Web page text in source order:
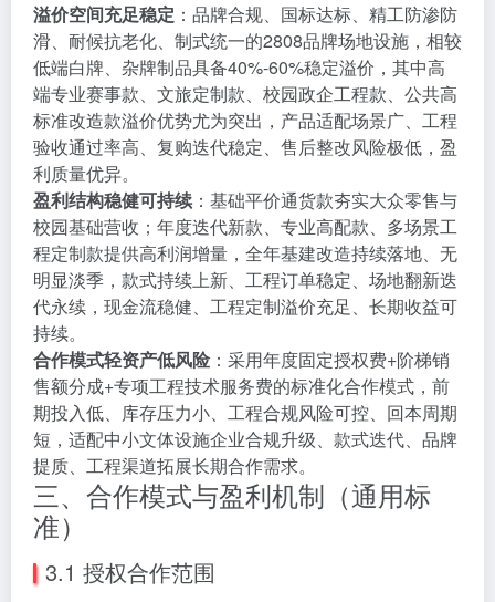
溢价空间充足稳定 ：品牌合规、国标达标、精工防渗防
滑、耐候抗老化、制式统一的2808品牌场地设施，相较
低端白牌、杂牌制品具备40%-60%稳定溢价，其中高
端专业赛事款、文旅定制款、校园政企工程款、公共高
标准改造款溢价优势尤为突出，产品适配场景广、工程
验收通过率高、复购迭代稳定、售后整改风险极低，盈
利质量优异。
盈利结构稳健可持续 ：基础平价通货款夯实大众零售与
校园基础营收；年度迭代新款、专业高配款、多场景工
程定制款提供高利润增量，全年基建改造持续落地、无
明显淡季，款式持续上新、工程订单稳定、场地翻新迭
代永续，现金流稳健、工程定制溢价充足、长期收益可
持续。
合作模式轻资产低风险：采用年度固定授权费+阶梯销
售额分成+专项工程技术服务费的标准化合作模式，前
期投入低、库存压力小、工程合规风险可控、回本周期
短，适配中小文体设施企业合规升级、款式迭代、品牌
提质、工程渠道拓展长期合作需求。
三、合作模式与盈利机制（通用标
准）
3.1 授权合作范围